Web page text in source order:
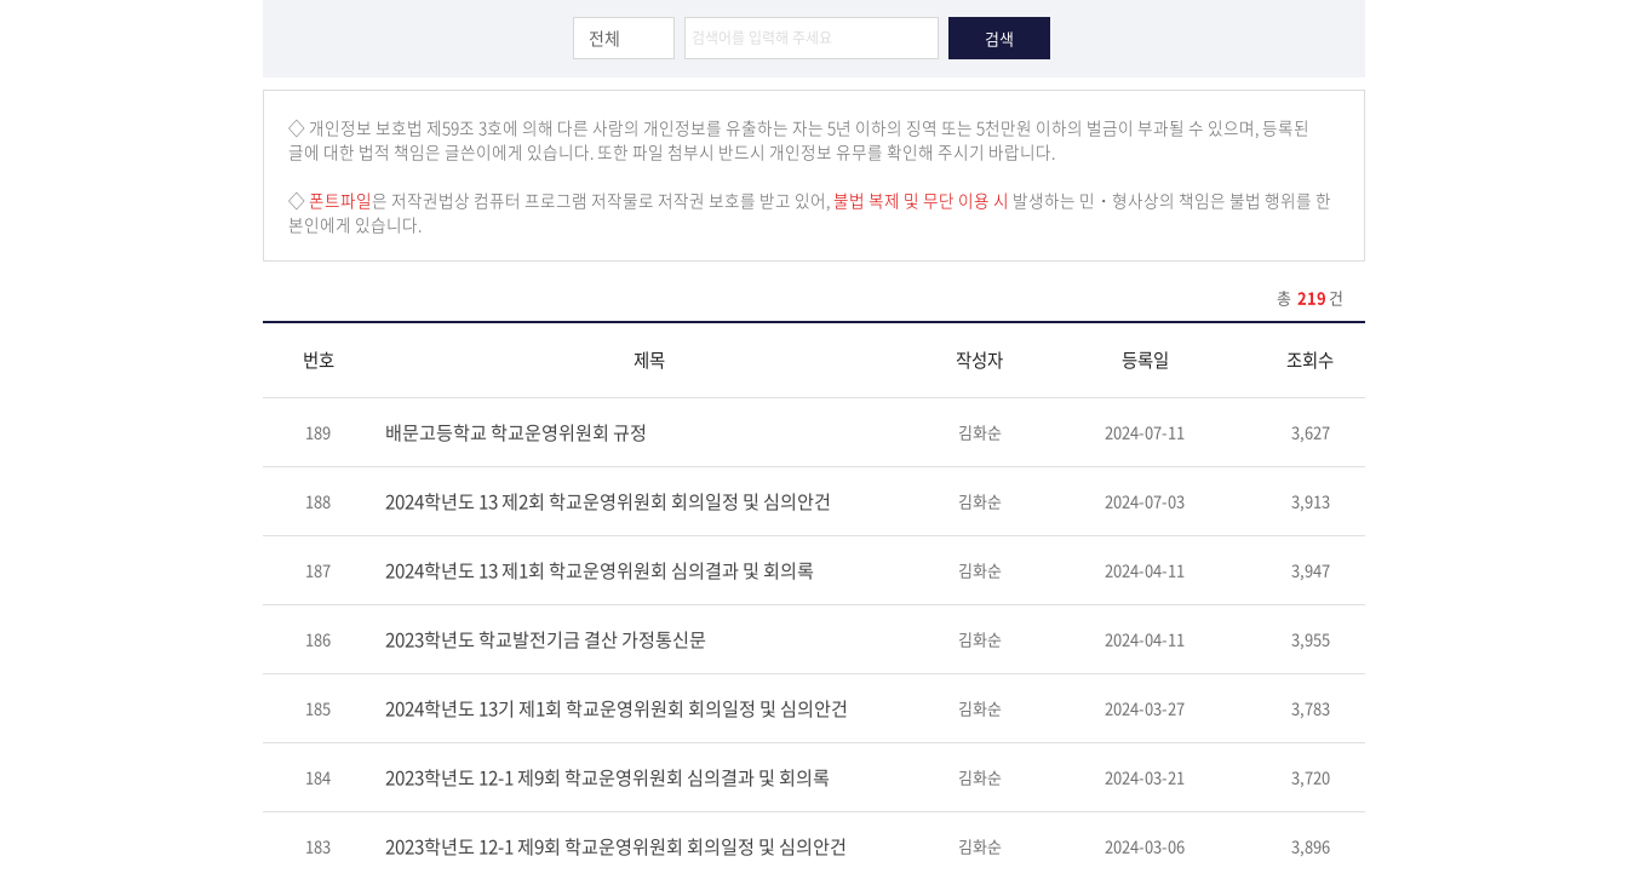
◇ 개인정보 보호법 제59조 3호에 의해 다른 사람의 개인정보를 유출하는 자는 5년 이하의 징역 또는 5천만원 이하의 벌금이 부과될 수 있으며, 등록된
글에 대한 법적 책임은 글쓴이에게 있습니다. 또한 파일 첨부시 반드시 개인정보 유무를 확인해 주시기 바랍니다.
◇ 폰트파일은 저작권법상 컴퓨터 프로그램 저작물로 저작권 보호를 받고 있어, 불법 복제 및 무단 이용 시 발생하는 민・형사상의 책임은 불법 행위를 한
본인에게 있습니다.
총 219 건
번호 제목 작성자 등록일 조회수
189 배문고등학교 학교운영위원회 규정 김화순 2024-07-11 3,627
188 2024학년도 13 제2회 학교운영위원회 회의일정 및 심의안건 김화순 2024-07-03 3,913
187 2024학년도 13 제1회 학교운영위원회 심의결과 및 회의록 김화순 2024-04-11 3,947
186 2023학년도 학교발전기금 결산 가정통신문 김화순 2024-04-11 3,955
185 2024학년도 13기 제1회 학교운영위원회 회의일정 및 심의안건 김화순 2024-03-27 3,783
184 2023학년도 12-1 제9회 학교운영위원회 심의결과 및 회의록 김화순 2024-03-21 3,720
183 2023학년도 12-1 제9회 학교운영위원회 회의일정 및 심의안건 김화순 2024-03-06 3,896